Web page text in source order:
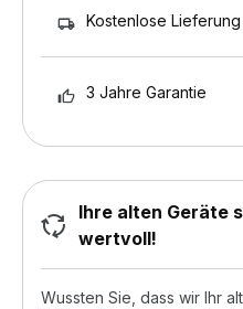
Kostenlose
3 Jahre Garantie
Ihre alten Geräte
wertvoll!
Wussten Sie, dass wir Ihr